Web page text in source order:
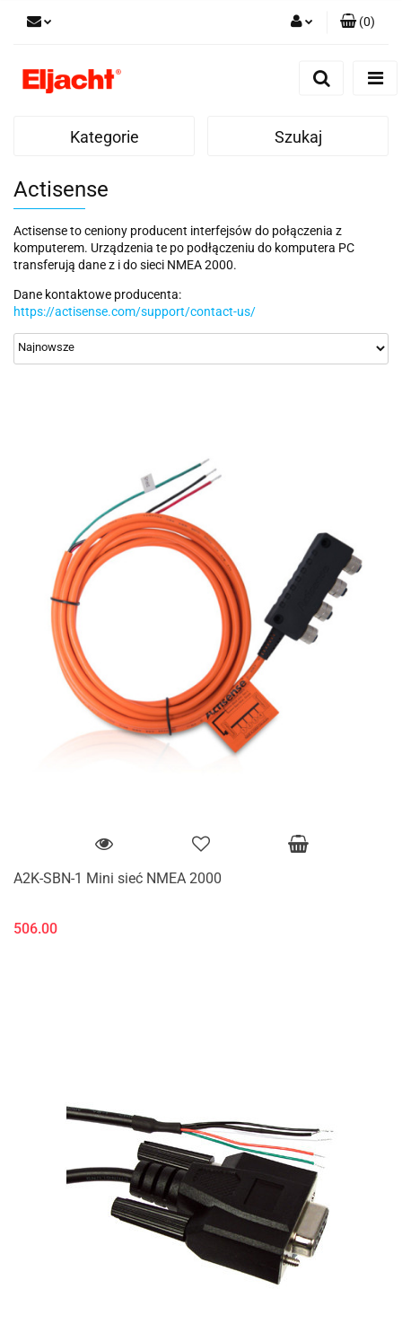
(0)
Kategorie Szukaj
Actisense
Actisense to ceniony producent interfejsów do połączenia z
komputerem. Urządzenia te po podłączeniu do komputera PC
transferują dane z i do sieci NMEA 2000.
Dane kontaktowe producenta:
https://actisense.com/support/contact-us/
A2K-SBN-1 Mini sieć NMEA 2000
506.00